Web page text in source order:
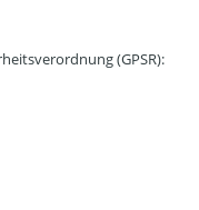
(GPSR):